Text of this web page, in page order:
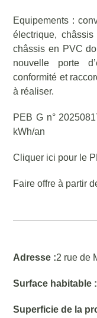
Equipements :
électrique,
châssis en PVC
nouvelle porte
conformité et
à réaliser.
PEB G n°
kWh/an
Cliquer ici pour le
Faire offre à partir
Adresse :2 rue de
Surface habitable :
Superficie de la